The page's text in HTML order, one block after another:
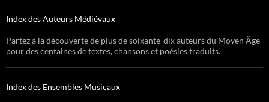
Index des Auteurs Médiévaux
Partez à la découverte de plus de soixante-dix auteurs du Moyen Âge
pour des centaines de textes, chansons et poésies traduits.
Index des Ensembles Musicaux